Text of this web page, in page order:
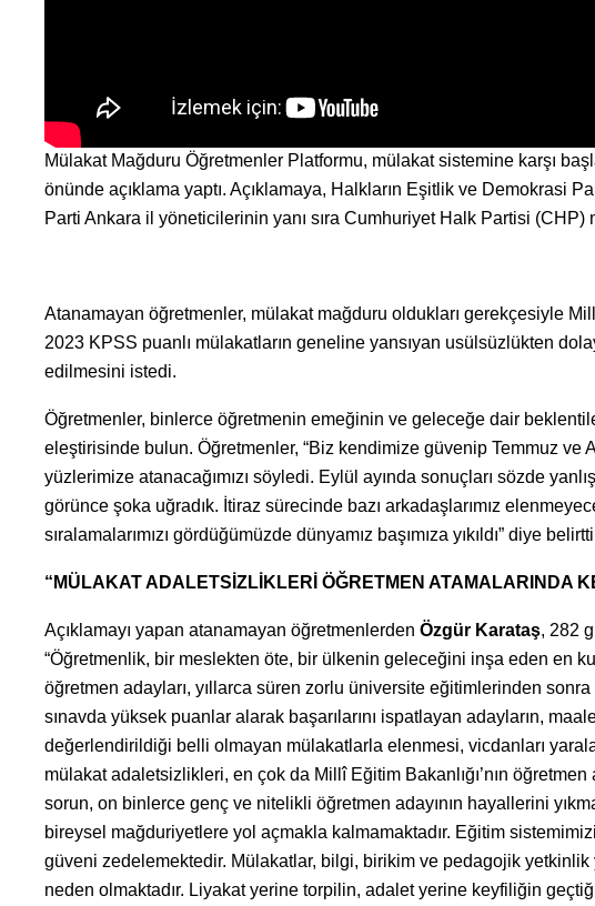
Mülakat Mağduru Öğretmenler Platformu, mülakat sistemine karşı
önünde açıklama yaptı. Açıklamaya, Halkların Eşitlik ve Demokrasi
Parti Ankara il yöneticilerinin yanı sıra Cumhuriyet Halk Partisi (CHP)
Atanamayan öğretmenler, mülakat mağduru oldukları gerekçesiyle
2023 KPSS puanlı mülakatların geneline yansıyan usülsüzlükten
edilmesini istedi.
Öğretmenler, binlerce öğretmenin emeğinin ve geleceğe dair
eleştirisinde bulun. Öğretmenler, “Biz kendimize güvenip Temmuz ve
yüzlerimize atanacağımızı söyledi. Eylül ayında sonuçları sözde
görünce şoka uğradık. İtiraz sürecinde bazı arkadaşlarımız
sıralamalarımızı gördüğümüzde dünyamız başımıza yıkıldı” diye
“MÜLAKAT ADALETSİZLİKLERİ ÖĞRETMEN ATAMALARINDA
Açıklamayı yapan atanamayan öğretmenlerden Özgür Karataş, 282
“Öğretmenlik, bir meslekten öte, bir ülkenin geleceğini inşa eden en
öğretmen adayları, yıllarca süren zorlu üniversite eğitimlerinden
sınavda yüksek puanlar alarak başarılarını ispatlayan adayların,
değerlendirildiği belli olmayan mülakatlarla elenmesi, vicdanları
mülakat adaletsizlikleri, en çok da Millî Eğitim Bakanlığı’nın
sorun, on binlerce genç ve nitelikli öğretmen adayının hayallerini
bireysel mağduriyetlere yol açmakla kalmamaktadır. Eğitim
güveni zedelemektedir. Mülakatlar, bilgi, birikim ve pedagojik yetkinlik
neden olmaktadır. Liyakat yerine torpilin, adalet yerine keyfiliğin